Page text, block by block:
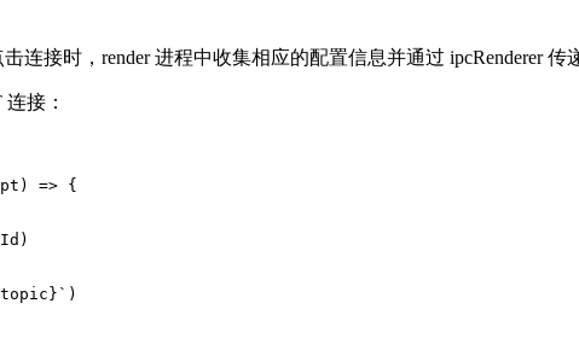
接时，render 进程中收集相应的配置信息并通过 ipcRenderer 传
接：
=> {